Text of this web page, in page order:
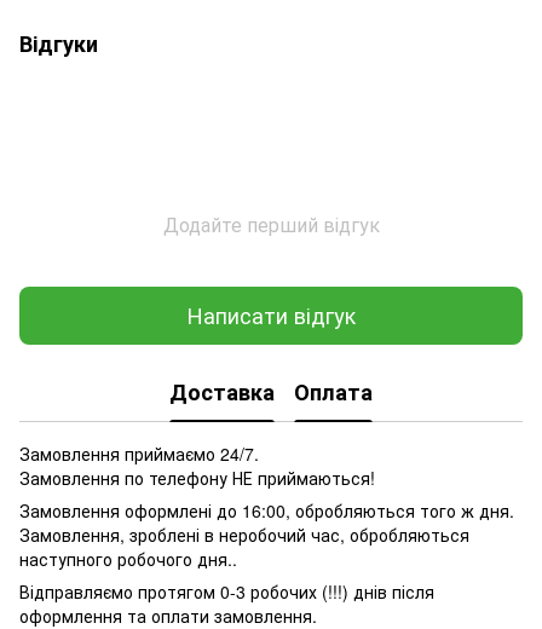
Відгуки
Додайте перший відгук
Написати відгук
Доставка Оплата
Замовлення приймаємо 24/7.
Замовлення по телефону НЕ приймаються!
Замовлення оформлені до 16:00, обробляються того ж дня.
Замовлення, зроблені в неробочий час, обробляються
наступного робочого дня..
Відправляємо протягом 0-3 робочих (!!!) днів після
оформлення та оплати замовлення.